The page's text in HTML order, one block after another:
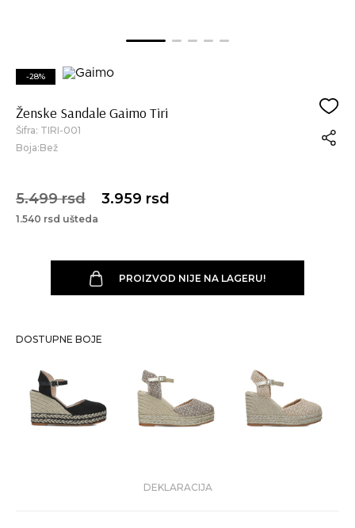
-28%
Ženske Sandale Gaimo Tiri
Šifra: TIRI-001
Boja:Bež
5.499 rsd 3.959 rsd
1.540 rsd ušteda
PROIZVOD NIJE NA LAGERU!
DOSTUPNE BOJE
DEKLARACIJA